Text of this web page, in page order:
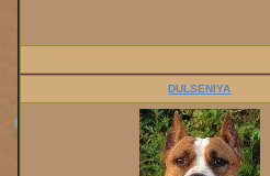
DULSENIYA